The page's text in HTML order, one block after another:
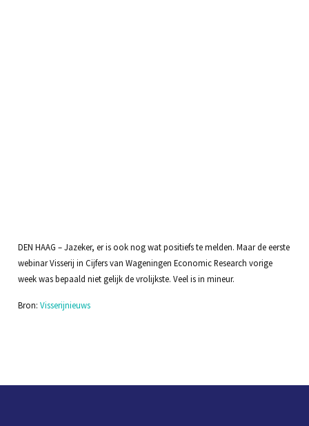
DEN HAAG – Jazeker, er is ook nog wat positiefs te melden. Maar de eerste
webinar Visserij in Cijfers van Wageningen Economic Research vorige
week was bepaald niet gelijk de vrolijkste. Veel is in mineur.
Bron: Visserijnieuws